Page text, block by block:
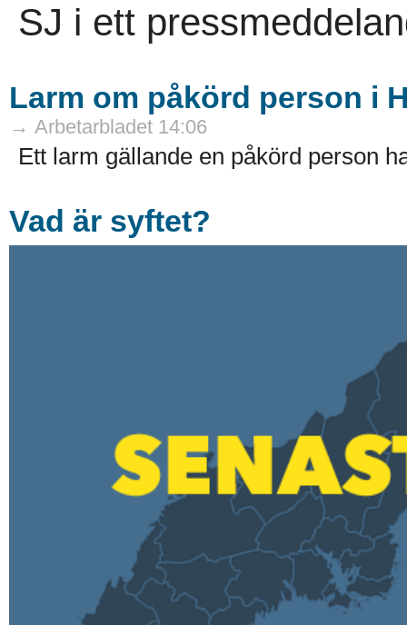
SJ i ett
Larm om påkörd person i
→ Arbetarbladet 14:06
Ett larm gällande en påkörd person
Vad är syftet?